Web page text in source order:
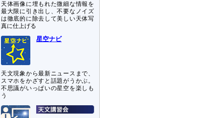
天体画像に埋もれた微細な情報を
最大限に引き出し、不要なノイズ
は徹底的に除去して美しい天体写
真に仕上げる
星空ナビ
天文現象から最新ニュースまで、
スマホをかざすと話題がうかぶ。
不思議がいっぱいの星空を楽しも
う